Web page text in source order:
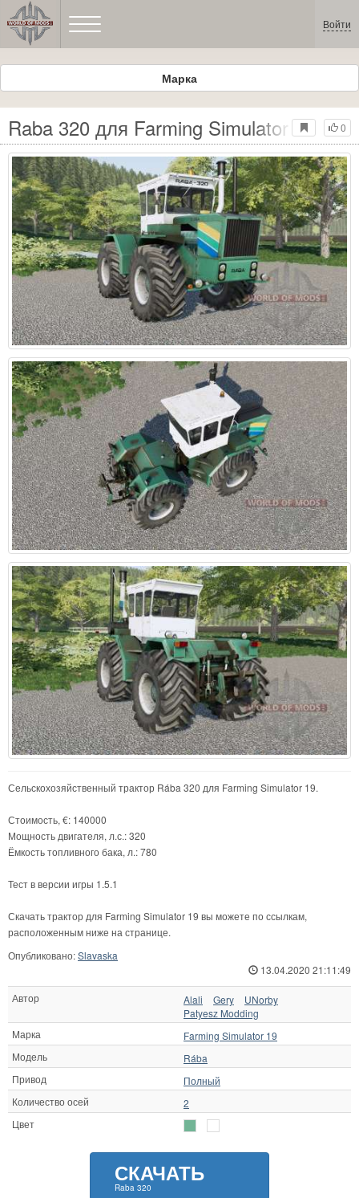
Войти
Марка
0
Raba 320 для Farming Simulator 2017
Сельскохозяйственный трактор Rába 320 для Farming Simulator 19.
Стоимость, €: 140000
Мощность двигателя, л.с.: 320
Ёмкость топливного бака, л.: 780
Тест в версии игры 1.5.1
Скачать трактор для Farming Simulator 19 вы можете по ссылкам,
расположенным ниже на странице.
Опубликовано:Slavaska
13.04.2020 21:11:49
Автор Alali Gery
UNorby
Patyesz Modding
Марка
Farming Simulator 19
Модель
Rába
Привод
Полный
Количество осей
2
Цвет
СКАЧАТЬ
Raba 320